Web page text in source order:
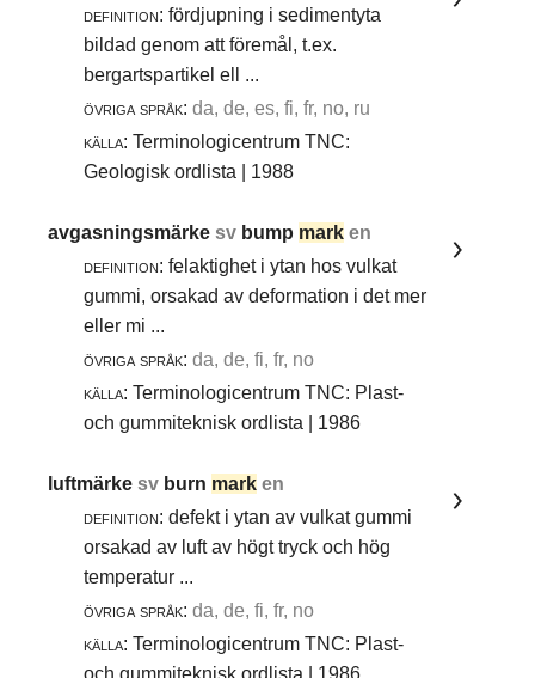
definition: fördjupning i sedimentyta
bildad genom att föremål, t.ex.
bergartspartikel ell ...
övriga språk: da, de, es, fi, fr, no, ru
källa: Terminologicentrum TNC:
Geologisk ordlista | 1988
avgasningsmärkesv bump mark en
definition: felaktighet i ytan hos vulkat
gummi, orsakad av deformation i det mer
eller mi ...
övriga språk: da, de, fi, fr, no
källa: Terminologicentrum TNC: Plast-
och gummiteknisk ordlista | 1986
luftmärkesv burn mark en
definition: defekt i ytan av vulkat gummi
orsakad av luft av högt tryck och hög
temperatur ...
övriga språk: da, de, fi, fr, no
källa: Terminologicentrum TNC: Plast-